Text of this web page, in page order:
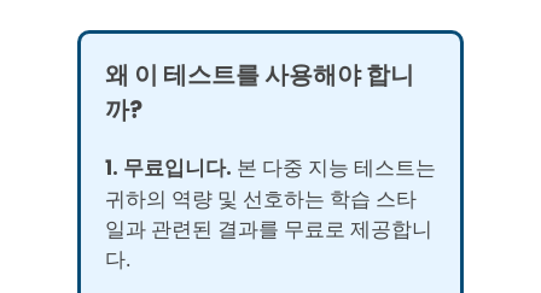
왜 이 테스트를 사용해야 합니
까?
1. 무료입니다. 본 다중 지능 테스트는
귀하의 역량 및 선호하는 학습 스타
일과 관련된 결과를 무료로 제공합니
다.